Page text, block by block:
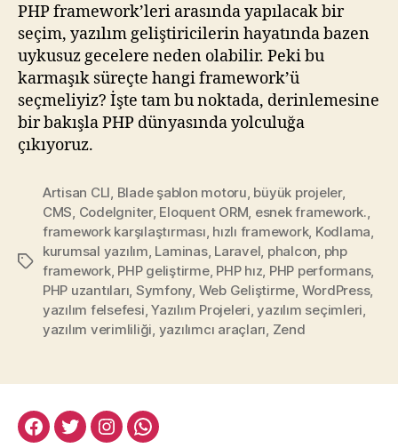
PHP framework’leri arasında yapılacak bir
seçim, yazılım geliştiricilerin hayatında bazen
uykusuz gecelere neden olabilir. Peki bu
karmaşık süreçte hangi framework’ü
seçmeliyiz? İşte tam bu noktada, derinlemesine
bir bakışla PHP dünyasında yolculuğa
çıkıyoruz.
Etiketler
Artisan CLI Blade şablon motoru büyük projeler,
CMS CodeIgniter, Eloquent ORM esnek framework.
framework karşılaştırması hızlı framework, Kodlama
kurumsal yazılım Laminas, Laravel phalcon php
framework, PHP geliştirme, PHP hız PHP performans,
PHP uzantıları Symfony Web Geliştirme WordPress,
yazılım felsefesi ,Yazılım Projeleri ,yazılım seçimleri
yazılım verimliliği yazılımcı araçları Zend
facebook:halityesil
twitter:halityesil
instagram:halityesil
whatsapp:0545